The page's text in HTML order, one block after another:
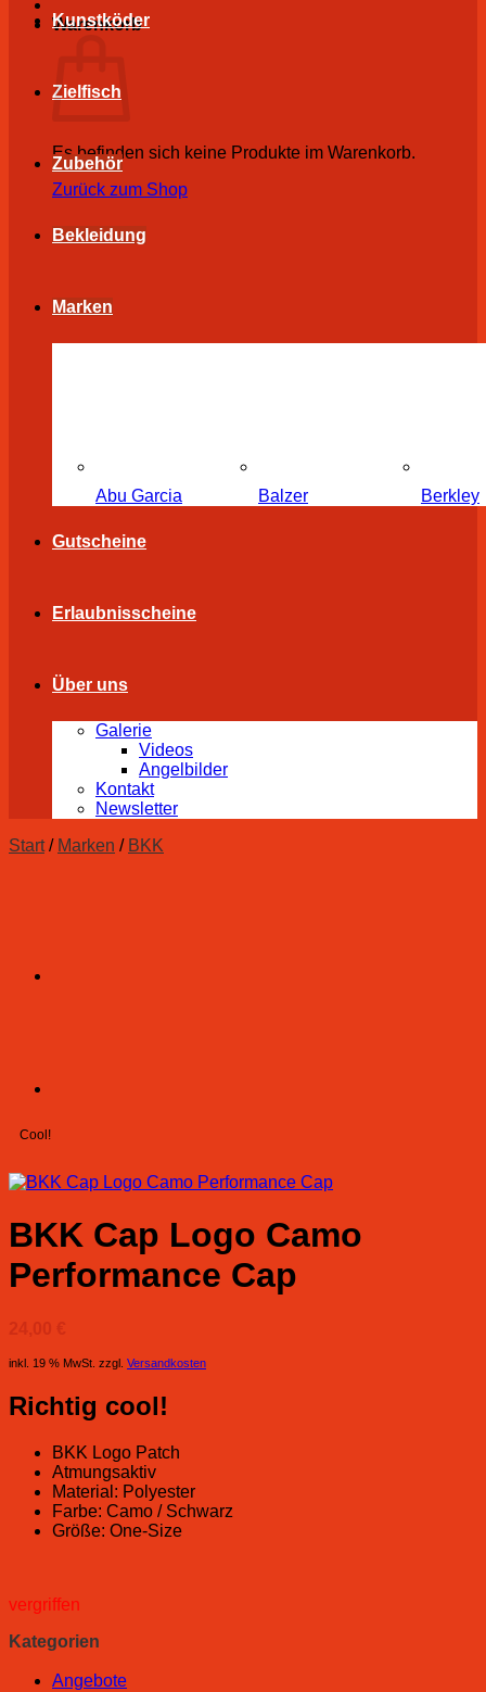
Warenkorb
Es befinden sich keine Produkte im Warenkorb.
Zurück zum Shop
Kunstköder
Zielfisch
Zubehör
Bekleidung
Marken
Abu Garcia Balzer Berkley
Gutscheine
Erlaubnisscheine
Über uns
Galerie
Videos
Angelbilder
Kontakt
Newsletter
Start / Marken / BKK
Cool!
BKK Cap Logo Camo
Performance Cap
24,00 €
inkl. 19 % MwSt. zzgl. Versandkosten
Richtig cool!
BKK Logo Patch
Atmungsaktiv
Material: Polyester
Farbe: Camo / Schwarz
Größe: One-Size
vergriffen
Kategorien
Angebote